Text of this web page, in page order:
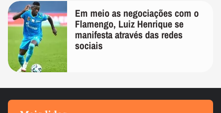
Em meio as negociações com o
Flamengo, Luiz Henrique se
manifesta através das redes
sociais